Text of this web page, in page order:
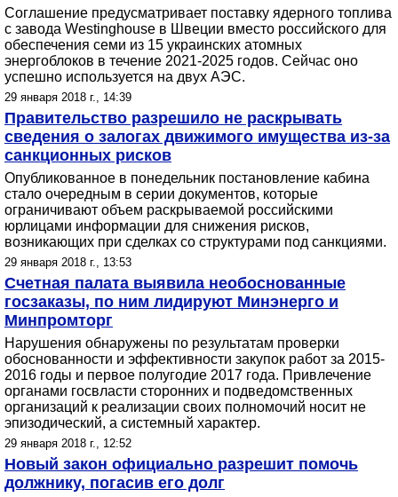
Соглашение предусматривает поставку ядерного топлива
с завода Westinghouse в Швеции вместо российского для
обеспечения семи из 15 украинских атомных
энергоблоков в течение 2021-2025 годов. Сейчас оно
успешно используется на двух АЭС.
29 января 2018 г., 14:39
Правительство разрешило не раскрывать
сведения о залогах движимого имущества из-за
санкционных рисков
Опубликованное в понедельник постановление кабина
стало очередным в серии документов, которые
ограничивают объем раскрываемой российскими
юрлицами информации для снижения рисков,
возникающих при сделках со структурами под санкциями.
29 января 2018 г., 13:53
Счетная палата выявила необоснованные
госзаказы, по ним лидируют Минэнерго и
Минпромторг
Нарушения обнаружены по результатам проверки
обоснованности и эффективности закупок работ за 2015-
2016 годы и первое полугодие 2017 года. Привлечение
органами госвласти сторонних и подведомственных
организаций к реализации своих полномочий носит не
эпизодический, а системный характер.
29 января 2018 г., 12:52
Новый закон официально разрешит помочь
должнику, погасив его долг